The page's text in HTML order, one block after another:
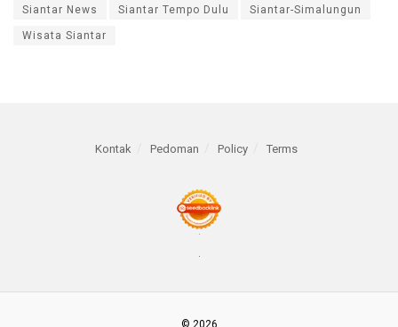
Siantar News Siantar Tempo Dulu Siantar-Simalungun
Wisata Siantar
Kontak Pedoman Policy Terms
© 2026